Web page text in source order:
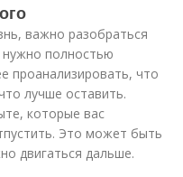
важно разобраться
нужно полностью
проанализировать, что
лучше оставить.
которые вас
Это может быть
двигаться дальше.